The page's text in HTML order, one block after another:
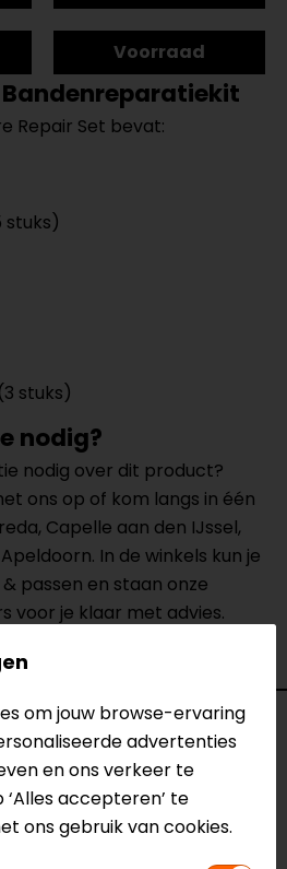
Voorraad
Repair Set bevat:
stuks)
stuks)
nodig?
nodig over dit product?
ons op of kom langs in één
Capelle aan den IJssel,
In de winkels kun je
passen en staan onze
voor je klaar met advies.
kit
om jouw browse-ervaring
advertenties
en ons verkeer te
accepteren’ te
ons gebruik van cookies.